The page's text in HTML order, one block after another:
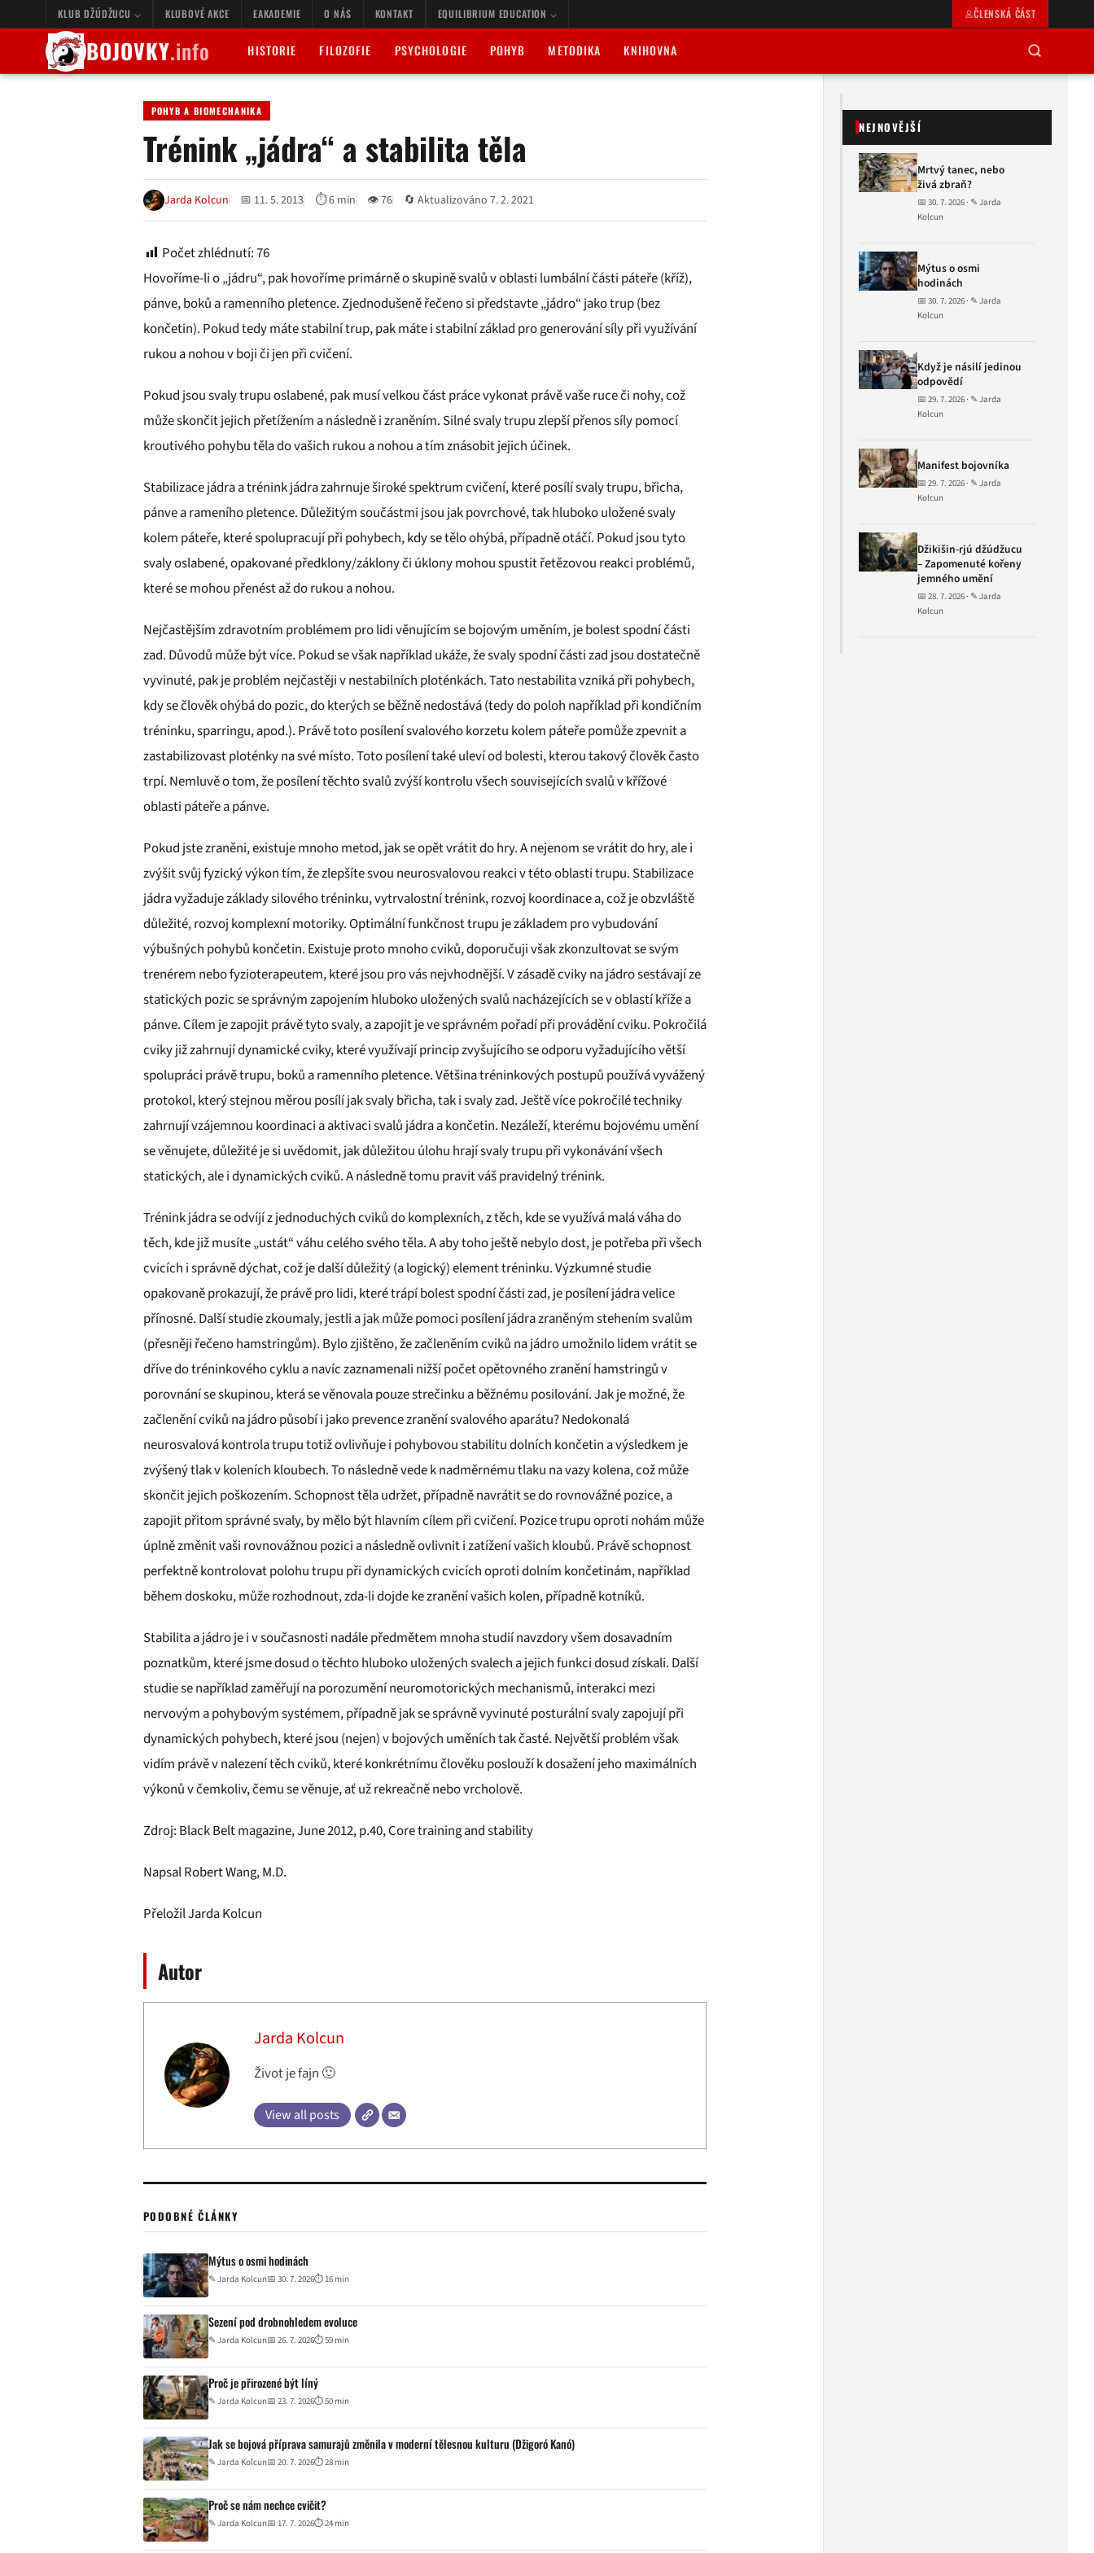
KLUB DŽÚDŽUCU KLUBOVÉ AKCE EAKADEMIE O NÁS KONTAKT EQUILIBRIUM EDUCATION ČLENSKÁ ČÁST
BOJOVKY.info HISTORIE FILOZOFIE PSYCHOLOGIE POHYB METODIKA KNIHOVNA
POHYB A BIOMECHANIKA
Trénink „jádra“ a stabilita těla
Jarda Kolcun 📅 11. 5. 2013 ⏱ 6 min 👁 76 🔄 Aktualizováno 7. 2. 2021
Počet zhlédnutí:76
Hovoříme-li o „jádru“, pak hovoříme primárně o skupině svalů v oblasti lumbální části páteře (kříž),
pánve, boků a ramenního pletence. Zjednodušeně řečeno si představte „jádro“ jako trup (bez
končetin). Pokud tedy máte stabilní trup, pak máte i stabilní základ pro generování síly při využívání
rukou a nohou v boji či jen při cvičení.
Pokud jsou svaly trupu oslabené, pak musí velkou část práce vykonat právě vaše ruce či nohy, což
může skončit jejich přetížením a následně i zraněním. Silné svaly trupu zlepší přenos síly pomocí
kroutivého pohybu těla do vašich rukou a nohou a tím znásobit jejich účinek.
Stabilizace jádra a trénink jádra zahrnuje široké spektrum cvičení, které posílí svaly trupu, břicha,
pánve a rameního pletence. Důležitým součástmi jsou jak povrchové, tak hluboko uložené svaly
kolem páteře, které spolupracují při pohybech, kdy se tělo ohýbá, případně otáčí. Pokud jsou tyto
svaly oslabené, opakované předklony/záklony či úklony mohou spustit řetězovou reakci problémů,
které se mohou přenést až do rukou a nohou.
Nejčastějším zdravotním problémem pro lidi věnujícím se bojovým uměním, je bolest spodní části
zad. Důvodů může být více. Pokud se však například ukáže, že svaly spodní části zad jsou dostatečně
vyvinuté, pak je problém nejčastěji v nestabilních ploténkách. Tato nestabilita vzniká při pohybech,
kdy se člověk ohýbá do pozic, do kterých se běžně nedostává (tedy do poloh například při kondičním
tréninku, sparringu, apod.). Právě toto posílení svalového korzetu kolem páteře pomůže zpevnit a
zastabilizovast ploténky na své místo. Toto posílení také uleví od bolesti, kterou takový člověk často
trpí. Nemluvě o tom, že posílení těchto svalů zvýší kontrolu všech souvisejících svalů v křížové
oblasti páteře a pánve.
Pokud jste zraněni, existuje mnoho metod, jak se opět vrátit do hry. A nejenom se vrátit do hry, ale i
zvýšit svůj fyzický výkon tím, že zlepšíte svou neurosvalovou reakci v této oblasti trupu. Stabilizace
jádra vyžaduje základy silového tréninku, vytrvalostní trénink, rozvoj koordinace a, což je obzvláště
důležité, rozvoj komplexní motoriky. Optimální funkčnost trupu je základem pro vybudování
výbušných pohybů končetin. Existuje proto mnoho cviků, doporučuji však zkonzultovat se svým
trenérem nebo fyzioterapeutem, které jsou pro vás nejvhodnější. V zásadě cviky na jádro sestávají ze
statických pozic se správným zapojením hluboko uložených svalů nacházejících se v oblastí kříže a
pánve. Cílem je zapojit právě tyto svaly, a zapojit je ve správném pořadí při provádění cviku. Pokročilá
cviky již zahrnují dynamické cviky, které využívají princip zvyšujícího se odporu vyžadujícího větší
spolupráci právě trupu, boků a ramenního pletence. Většina tréninkových postupů používá vyvážený
protokol, který stejnou měrou posílí jak svaly břicha, tak i svaly zad. Ještě více pokročilé techniky
zahrnují vzájemnou koordinaci a aktivaci svalů jádra a končetin. Nezáleží, kterému bojovému umění
se věnujete, důležité je si uvědomit, jak důležitou úlohu hrají svaly trupu při vykonávání všech
statických, ale i dynamických cviků. A následně tomu pravit váš pravidelný trénink.
Trénink jádra se odvíjí z jednoduchých cviků do komplexních, z těch, kde se využívá malá váha do
těch, kde již musíte „ustát“ váhu celého svého těla. A aby toho ještě nebylo dost, je potřeba při všech
cvicích i správně dýchat, což je další důležitý (a logický) element tréninku. Výzkumné studie
opakovaně prokazují, že právě pro lidi, které trápí bolest spodní části zad, je posílení jádra velice
přínosné. Další studie zkoumaly, jestli a jak může pomoci posílení jádra zraněným stehením svalům
(přesněji řečeno hamstringům). Bylo zjištěno, že začleněním cviků na jádro umožnilo lidem vrátit se
dříve do tréninkového cyklu a navíc zaznamenali nižší počet opětovného zranění hamstringů v
porovnání se skupinou, která se věnovala pouze strečinku a běžnému posilování. Jak je možné, že
začlenění cviků na jádro působí i jako prevence zranění svalového aparátu? Nedokonalá
neurosvalová kontrola trupu totiž ovlivňuje i pohybovou stabilitu dolních končetin a výsledkem je
zvýšený tlak v koleních kloubech. To následně vede k nadměrnému tlaku na vazy kolena, což může
skončit jejich poškozením. Schopnost těla udržet, případně navrátit se do rovnovážné pozice, a
zapojit přitom správné svaly, by mělo být hlavním cílem při cvičení. Pozice trupu oproti nohám může
úplně změnit vaši rovnovážnou pozici a následně ovlivnit i zatížení vašich kloubů. Právě schopnost
perfektně kontrolovat polohu trupu při dynamických cvicích oproti dolním končetinám, například
během doskoku, může rozhodnout, zda-li dojde ke zranění vašich kolen, případně kotníků.
Stabilita a jádro je i v současnosti nadále předmětem mnoha studií navzdory všem dosavadním
poznatkům, které jsme dosud o těchto hluboko uložených svalech a jejich funkci dosud získali. Další
studie se například zaměřují na porozumění neuromotorických mechanismů, interakci mezi
nervovým a pohybovým systémem, případně jak se správně vyvinuté posturální svaly zapojují při
dynamických pohybech, které jsou (nejen) v bojových uměních tak časté. Největší problém však
vidím právě v nalezení těch cviků, které konkrétnímu člověku poslouží k dosažení jeho maximálních
výkonů v čemkoliv, čemu se věnuje, ať už rekreačně nebo vrcholově.
Zdroj: Black Belt magazine, June 2012, p.40, Core training and stability
Napsal Robert Wang, M.D.
Přeložil Jarda Kolcun
Autor
Jarda Kolcun
Život je fajn 🙂
View all posts
PODOBNÉ ČLÁNKY
Mýtus o osmi hodinách
✎ Jarda Kolcun📅 30. 7. 2026⏱ 16 min
Sezení pod drobnohledem evoluce
✎ Jarda Kolcun📅 26. 7. 2026⏱ 59 min
Proč je přirozené být líný
✎ Jarda Kolcun📅 23. 7. 2026⏱ 50 min
Jak se bojová příprava samurajů změnila v moderní tělesnou kulturu (Džigoró Kanó)
✎ Jarda Kolcun📅 20. 7. 2026⏱ 28 min
Proč se nám nechce cvičit?
✎ Jarda Kolcun📅 17. 7. 2026⏱ 24 min
NEJNOVĚJŠÍ
Mrtvý tanec, nebo
živá zbraň?
📅 30. 7. 2026 · ✎ Jarda
Kolcun
Mýtus o osmi
hodinách
📅 30. 7. 2026 · ✎ Jarda
Kolcun
Když je násilí jedinou
odpovědí
📅 29. 7. 2026 · ✎ Jarda
Kolcun
Manifest bojovníka
📅 29. 7. 2026 · ✎ Jarda
Kolcun
Džikišin-rjú džúdžucu
– Zapomenuté kořeny
jemného umění
📅 28. 7. 2026 · ✎ Jarda
Kolcun